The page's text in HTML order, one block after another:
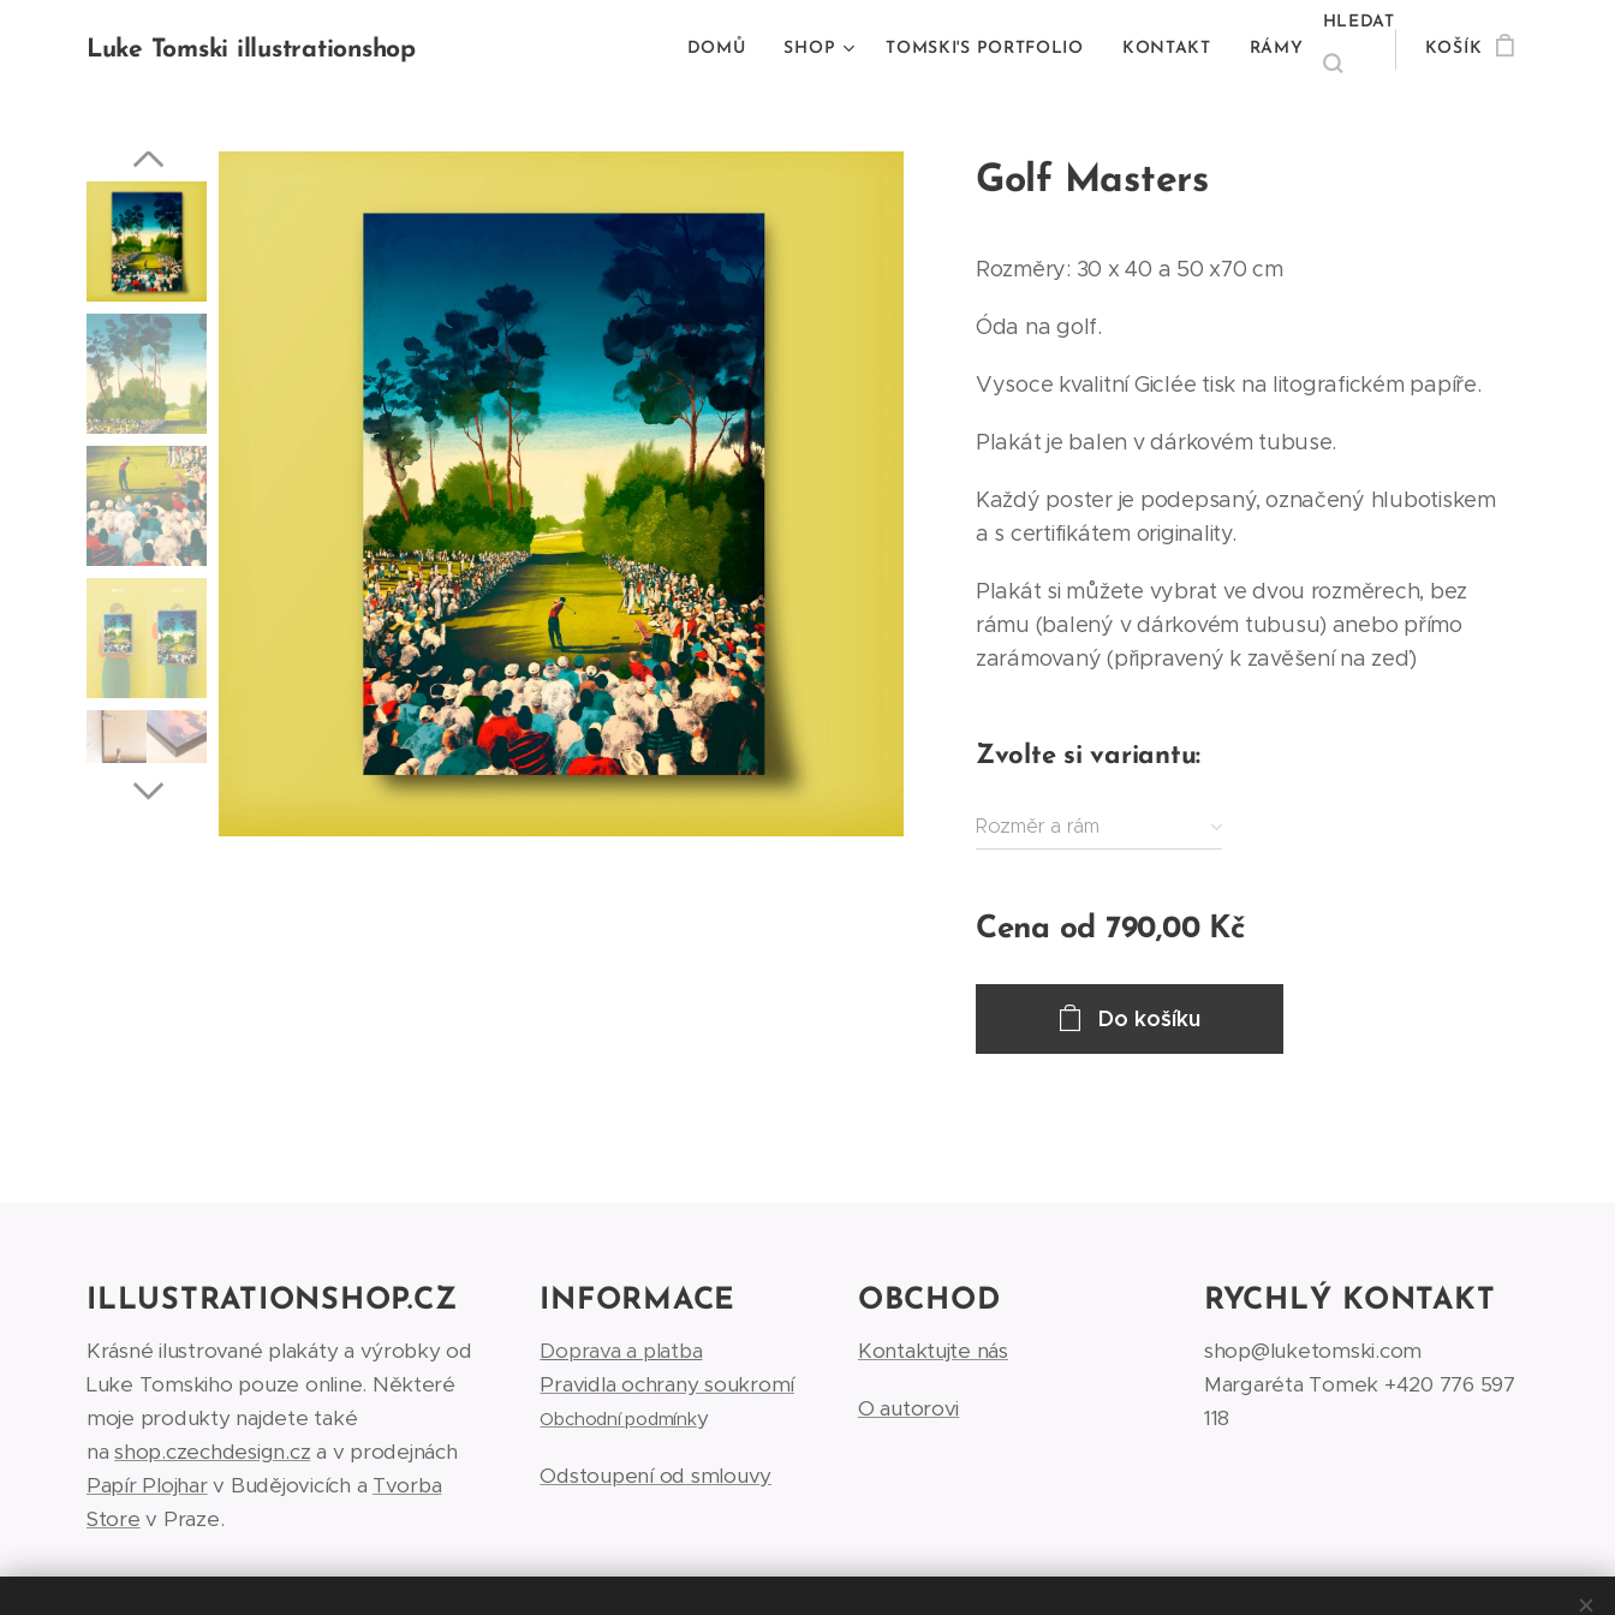
Luke Tomski illustrationshop DOMŮ SHOP TOMSKI'S PORTFOLIO KONTAKT RÁMY
HLEDAT
KOŠÍK
Golf Masters
Rozměry: 30 x 40 a 50 x70 cm
Óda na golf.
Vysoce kvalitní Giclée tisk na litografickém papíře.
Plakát je balen v dárkovém tubuse.
Každý poster je podepsaný, označený hlubotiskem
a s certifikátem originality.
Plakát si můžete vybrat ve dvou rozměrech, bez
rámu (balený v dárkovém tubusu) anebo přímo
zarámovaný (připravený k zavěšení na zeď)
Zvolte si variantu:
Rozměr a rám
Cena od 790,00Kč
Do košíku
ILLUSTRATIONSHOP.CZ
Krásné ilustrované plakáty a výrobky od
Luke Tomskiho pouze online. Některé
moje produkty najdete také
nashop.czechdesign.cz a v prodejnách
Papír Plojharv Budějovicích a Tvorba
Store v Praze.
INFORMACE
Doprava a platba
Pravidla ochrany soukromí
Obchodní podmínky
Odstoupení od smlouvy
OBCHOD
Kontaktujte nás
O autorovi
RYCHLÝ KONTAKT
shop@luketomski.com
Margaréta Tomek +420 776 597
118‬